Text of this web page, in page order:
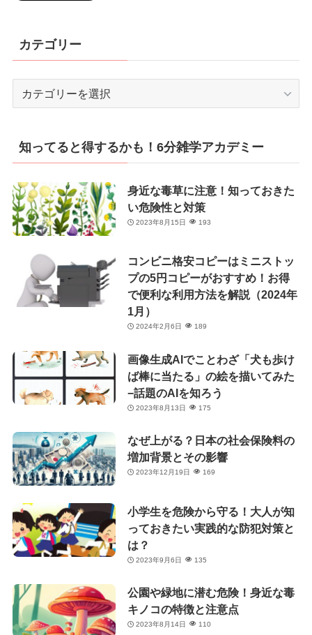
カテゴリー
リ
ー
知ってると得するかも！6分雑学アカデミー
身近な毒草に注意！知っておきた
い危険性と対策
2023年8月15日 193
コンビニ格安コピーはミニストッ
プの5円コピーがおすすめ！お得
で便利な利用方法を解説（2024年
1月）
2024年2月6日 189
画像生成AIでことわざ「犬も歩け
ば棒に当たる」の絵を描いてみた
−話題のAIを知ろう
2023年8月13日 175
なぜ上がる？日本の社会保険料の
増加背景とその影響
2023年12月19日 169
小学生を危険から守る！大人が知
っておきたい実践的な防犯対策と
は？
2023年9月6日 135
公園や緑地に潜む危険！身近な毒
キノコの特徴と注意点
2023年8月14日 110